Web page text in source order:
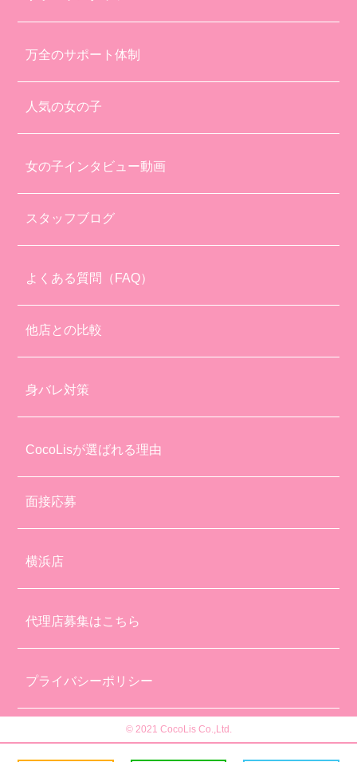
万全のサポート体制
人気の女の子
女の子インタビュー動画
スタッフブログ
よくある質問（FAQ）
他店との比較
身バレ対策
CocoLisが選ばれる理由
面接応募
横浜店
代理店募集はこちら
プライバシーポリシー
© 2021 CocoLis Co.,Ltd.